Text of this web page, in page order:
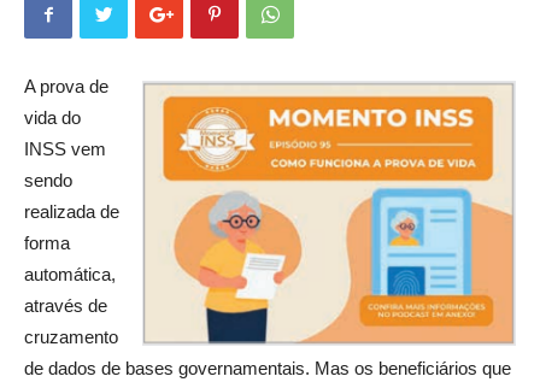
A prova de
vida do
INSS vem
sendo
realizada de
forma
automática,
através de
cruzamento
de dados de bases governamentais. Mas os beneficiários que